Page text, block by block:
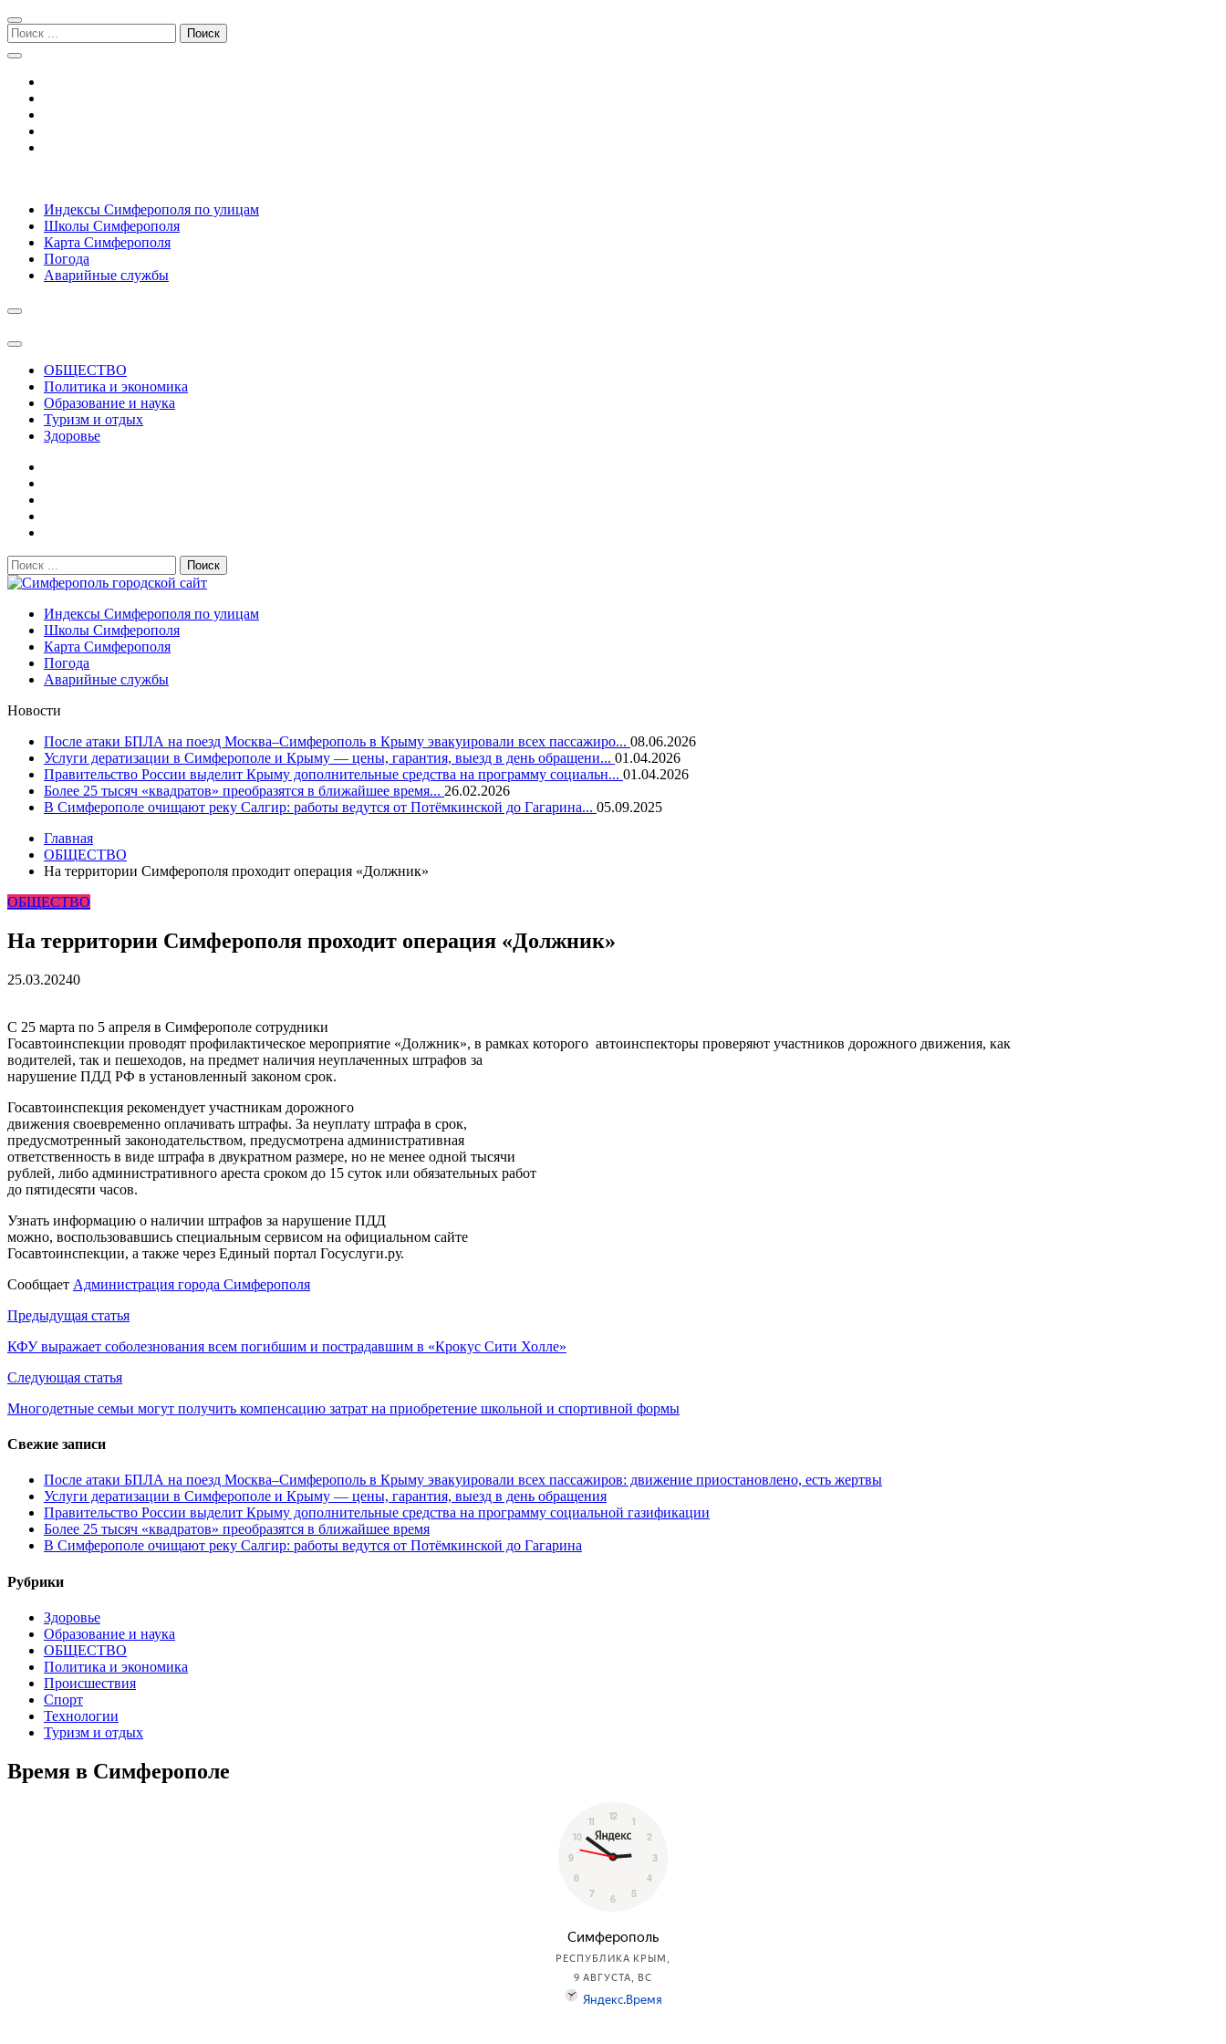
Перейти
к
навигации
Перейти
к
содержимому
Поиск:
Симферополь городской сайт
Индексы Симферополя по улицам
Школы Симферополя
Карта Симферополя
Погода
Аварийные службы
ОБЩЕСТВО
Политика и экономика
Образование и наука
Туризм и отдых
Здоровье
Поиск:
Симферополь городской сайт
Индексы Симферополя по улицам
Школы Симферополя
Карта Симферополя
Погода
Аварийные службы
Новости
После атаки БПЛА на поезд Москва–Симферополь в Крыму эвакуировали всех пассажиро... 08.06.2026
Услуги дератизации в Симферополе и Крыму — цены, гарантия, выезд в день обращени... 01.04.2026
Правительство России выделит Крыму дополнительные средства на программу социальн... 01.04.2026
Более 25 тысяч «квадратов» преобразятся в ближайшее время... 26.02.2026
В Симферополе очищают реку Салгир: работы ведутся от Потёмкинской до Гагарина... 05.09.2025
Главная
ОБЩЕСТВО
На территории Симферополя проходит операция «Должник»
ОБЩЕСТВО
На территории Симферополя проходит операция «Должник»
25.03.20240
С 25 марта по 5 апреля в Симферополе сотрудники
Госавтоинспекции проводят профилактическое мероприятие «Должник», в рамках которого автоинспекторы проверяют участников дорожного движения, как
водителей, так и пешеходов, на предмет наличия неуплаченных штрафов за
нарушение ПДД РФ в установленный законом срок.
Госавтоинспекция рекомендует участникам дорожного
движения своевременно оплачивать штрафы. За неуплату штрафа в срок,
предусмотренный законодательством, предусмотрена административная
ответственность в виде штрафа в двукратном размере, но не менее одной тысячи
рублей, либо административного ареста сроком до 15 суток или обязательных работ
до пятидесяти часов.
Узнать информацию о наличии штрафов за нарушение ПДД
можно, воспользовавшись специальным сервисом на официальном сайте
Госавтоинспекции, а также через Единый портал Госуслуги.ру.
Сообщает Администрация города Симферополя
Навигация
по
записям
Предыдущая статья
КФУ выражает соболезнования всем погибшим и пострадавшим в «Крокус Сити Холле»
Следующая статья
Многодетные семьи могут получить компенсацию затрат на приобретение школьной и спортивной формы
Свежие записи
После атаки БПЛА на поезд Москва–Симферополь в Крыму эвакуировали всех пассажиров: движение приостановлено, есть жертвы
Услуги дератизации в Симферополе и Крыму — цены, гарантия, выезд в день обращения
Правительство России выделит Крыму дополнительные средства на программу социальной газификации
Более 25 тысяч «квадратов» преобразятся в ближайшее время
В Симферополе очищают реку Салгир: работы ведутся от Потёмкинской до Гагарина
Рубрики
Здоровье
Образование и наука
ОБЩЕСТВО
Политика и экономика
Происшествия
Спорт
Технологии
Туризм и отдых
Время в Симферополе